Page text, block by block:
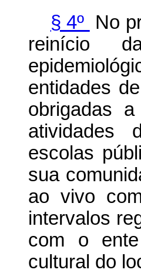
§ 4º No
reinício
entidades
obrigadas
atividades
escolas
sua
ao vivo
intervalos
com o
cultural do